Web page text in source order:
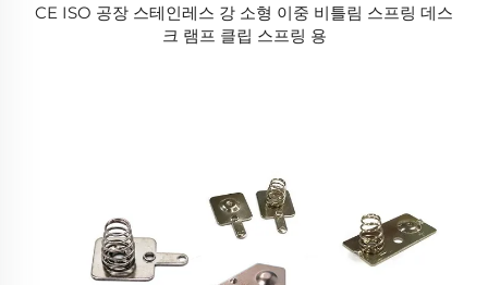
CE ISO 공장 스테인레스 강 소형 이중 비틀림 스프링 데스
크 램프 클립 스프링 용